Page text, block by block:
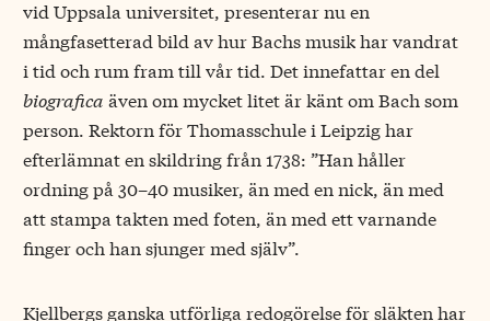
vid Uppsala universitet, presenterar nu en
mångfasetterad bild av hur Bachs musik har vandrat
i tid och rum fram till vår tid. Det innefattar en del
biografica även om mycket litet är känt om Bach som
person. Rektorn för Thomasschule i Leipzig har
efterlämnat en skildring från 1738: ”Han håller
ordning på 30–40 musiker, än med en nick, än med
att stampa takten med foten, än med ett varnande
finger och han sjunger med själv”.
Kjellbergs ganska utförliga redogörelse för släkten har